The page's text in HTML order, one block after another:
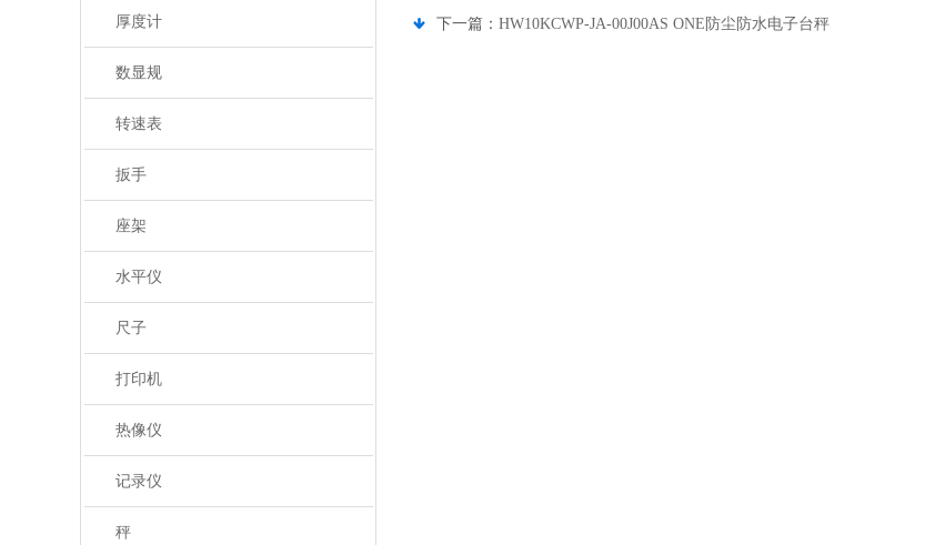
厚度计
数显规
转速表
扳手
座架
水平仪
尺子
打印机
热像仪
记录仪
秤
下一篇： HW10KCWP-JA-00J00AS ONE防尘防水电子台秤